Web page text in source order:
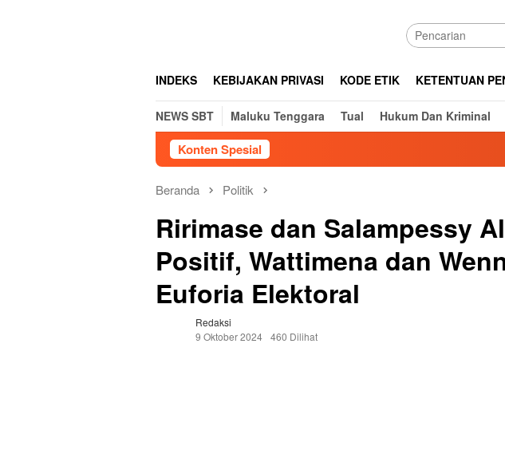
INDEKS KEBIJAKAN PRIVASI KODE ETIK KETENTUAN
NEWS SBT Maluku Tenggara Tual Hukum Dan Kriminal
Konten Spesial
Beranda Politik
Ririmase dan Salampessy
Positif, Wattimena dan
Euforia Elektoral
Redaksi
9 Oktober 2024 460 Dilihat